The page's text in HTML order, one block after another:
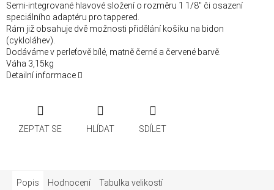
Semi-integrované hlavové složení o rozměru 1 1/8" či osazení
speciálního adaptéru pro tappered.
Rám již obsahuje dvě možnosti přidělání košíku na bidon
(cykloláhev).
Dodáváme v perleťově bílé, matně černé a červené barvě.
Váha 3,15kg
Detailní informace
ZEPTAT SE HLÍDAT SDÍLET
Popis Hodnocení Tabulka velikostí